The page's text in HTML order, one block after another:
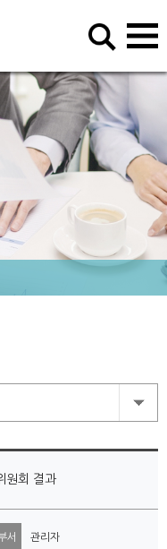
원회 결과
서 관리자